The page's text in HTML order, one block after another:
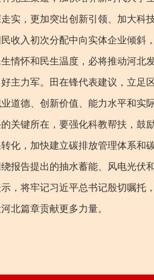
实，更加突出创新引领、加大科
收入初次分配中向实体企业倾斜
情怀和民生温度，必将推动河北
主力军。田在锋代表建议，立足
道德、创新价值、能力水平和实
关键所在，要强化科教帮扶，鼓
化，加快建立碳排放管理体系和
报告提出的抽水蓄能、风电光伏
，将牢记习近平总书记殷切嘱托
北篇章贡献更多力量。